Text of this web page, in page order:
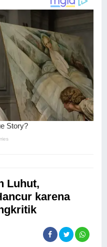
Luhut,
karena